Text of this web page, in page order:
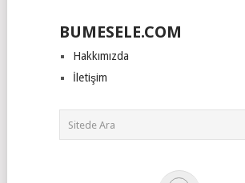
BUMESELE.COM
Hakkımızda
İletişim